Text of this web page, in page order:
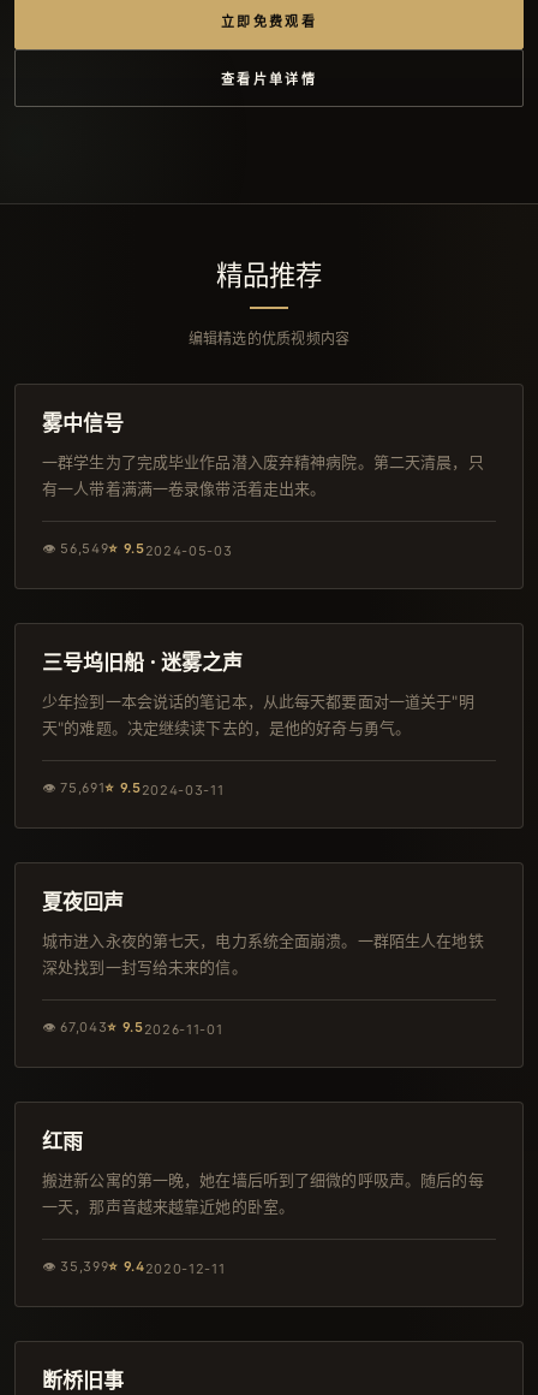
立即免费观看
查看片单详情
精品推荐
编辑精选的优质视频内容
韩剧
雾中信号
一群学生为了完成毕业作品潜入废弃精神病院。第二天清晨，只
有一人带着满满一卷录像带活着走出来。
👁 56,549⭐ 9.52024-05-03
院线
三号坞旧船 · 迷雾之声
少年捡到一本会说话的笔记本，从此每天都要面对一道关于"明
天"的难题。决定继续读下去的，是他的好奇与勇气。
👁75,691⭐ 9.52024-03-11
IMAX
夏夜回声
城市进入永夜的第七天，电力系统全面崩溃。一群陌生人在地铁
深处找到一封写给未来的信。
👁67,043⭐ 9.52026-11-01
韩剧
红雨
搬进新公寓的第一晚，她在墙后听到了细微的呼吸声。随后的每
一天，那声音越来越靠近她的卧室。
👁 35,399⭐ 9.42020-12-11
连载中
断桥旧事